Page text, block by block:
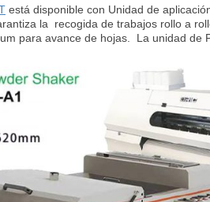
está disponible con Unidad de
la recogida de trabajos rollo a
para avance de hojas. La unidad de